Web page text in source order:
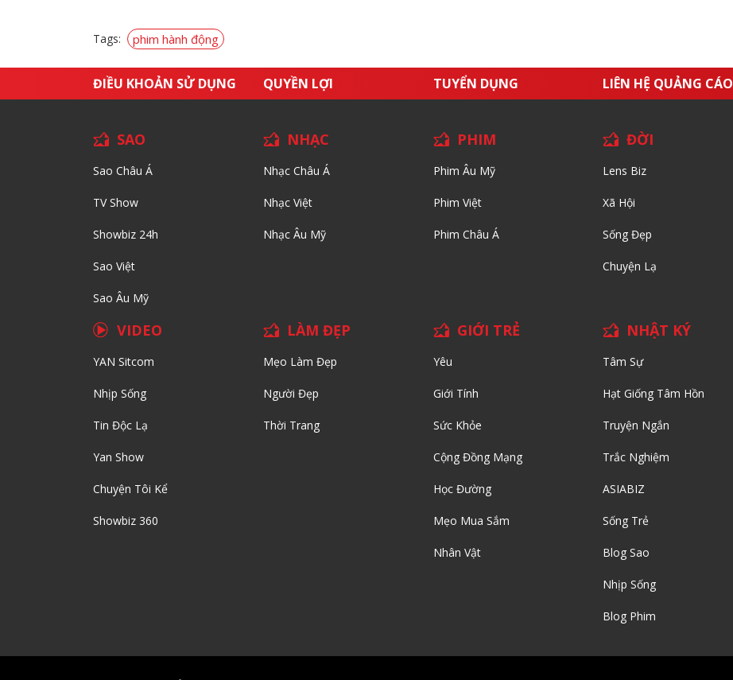
Tags: phim hành động
ĐIỀU KHOẢN SỬ DỤNG QUYỀN LỢI TUYỂN DỤNG LIÊN HỆ QUẢNG CÁO
SAO
Sao Châu Á
TV Show
Showbiz 24h
Sao Việt
Sao Âu Mỹ
NHẠC
Nhạc Châu Á
Nhạc Việt
Nhạc Âu Mỹ
PHIM
Phim Âu Mỹ
Phim Việt
Phim Châu Á
ĐỜI
Lens Biz
Xã Hội
Sống Đẹp
Chuyện Lạ
VIDEO
YAN Sitcom
Nhịp Sống
Tin Độc Lạ
Yan Show
Chuyện Tôi Kể
Showbiz 360
LÀM ĐẸP
Mẹo Làm Đẹp
Người Đẹp
Thời Trang
GIỚI TRẺ
Yêu
Giới Tính
Sức Khỏe
Cộng Đồng Mạng
Học Đường
Mẹo Mua Sắm
Nhân Vật
NHẬT KÝ
Tâm Sự
Hạt Giống Tâm Hồn
Truyện Ngắn
Trắc Nghiệm
ASIABIZ
Sống Trẻ
Blog Sao
Nhịp Sống
Blog Phim